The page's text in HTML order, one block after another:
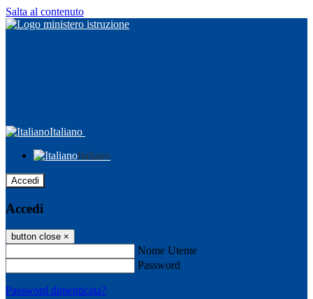
Salta al contenuto
Italiano
Italiano
Accedi
Accedi
button close ×
Nome Utente
Password
Password dimenticata?